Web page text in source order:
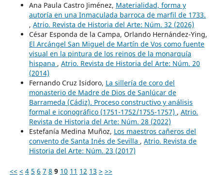
Ana Paula Castro Jiménez, Materialidad, forma y
autoría en una Inmaculada barroca de marfil de 1733.
, Atrio. Revista de Historia del Arte: Núm. 32 (2026)
César Esponda de la Campa, Orlando Hernández-Ying,
El Arcángel San Miguel de Martín de Vos como fuente
visual en la pintura de los reinos de la monarquía
hispana , Atrio. Revista de Historia del Arte: Núm. 20
(2014)
Fernando Cruz Isidoro, La sillería de coro del
monasterio de Madre de Dios de Sanlúcar de
Barrameda (Cádiz). Proceso constructivo y análisis
formal e iconográfico (1751-1752/1755-1757) , Atrio.
Revista de Historia del Arte: Núm. 28 (2022)
Estefanía Medina Muñoz, Los maestros cañeros del
convento de Santa Inés de Sevilla , Atrio. Revista de
Historia del Arte: Núm. 23 (2017)
<< < 4 5 6 7 8 9 10 11 12 13 > >>